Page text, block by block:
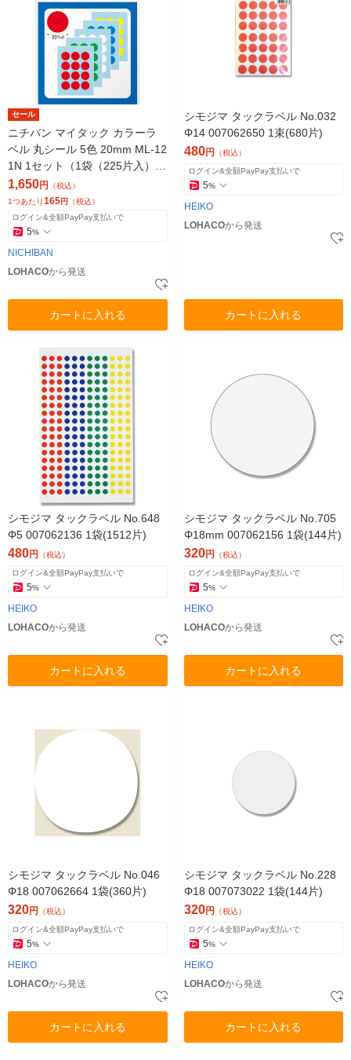
セール
ニチバン マイタック カラーラ
ベル 丸シール 5色 20mm ML-12
1N 1セット（1袋（225片入）×
10）
1,650円 （税込）
1つあたり165円 （税込）
ログイン&全額PayPay支払いで
5%
NICHIBAN
LOHACOから発送
カートに入れる
シモジマ タックラベル No.032
Φ14 007062650 1束(680片)
480円 （税込）
ログイン&全額PayPay支払いで
5%
HEIKO
LOHACOから発送
カートに入れる
シモジマ タックラベル No.648
Φ5 007062136 1袋(1512片)
480円 （税込）
ログイン&全額PayPay支払いで
5%
HEIKO
LOHACOから発送
カートに入れる
シモジマ タックラベル No.705
Φ18mm 007062156 1袋(144片)
320円 （税込）
ログイン&全額PayPay支払いで
5%
HEIKO
LOHACOから発送
カートに入れる
シモジマ タックラベル No.046
Φ18 007062664 1袋(360片)
320円 （税込）
ログイン&全額PayPay支払いで
5%
HEIKO
LOHACOから発送
カートに入れる
シモジマ タックラベル No.228
Φ18 007073022 1袋(144片)
320円 （税込）
ログイン&全額PayPay支払いで
5%
HEIKO
LOHACOから発送
カートに入れる